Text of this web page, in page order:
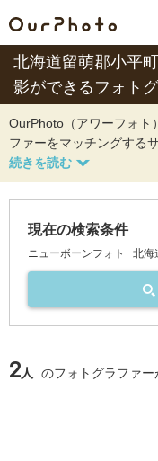
北海道留萌郡小平
影ができるフォト
OurPhoto（アワーフォト
ファーをマッチングする
現在の検索条件
ニューボーンフォト 北海
2人 のフォトグラファー